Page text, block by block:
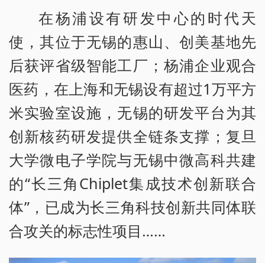
在杨浦设有研发中心的时代天
使，其位于无锡的惠山、创美基地先
后获评省级智能工厂；杨浦企业观合
医药，在上海和无锡设有超过1万平方
米实验室设施，无锡的研发平台为其
创新核药研发提供全链条支撑；复旦
大学微电子学院与无锡中微高科共建
的“长三角Chiplet集成技术创新联合
体”，已成为长三角科技创新共同体联
合攻关的标志性项目……